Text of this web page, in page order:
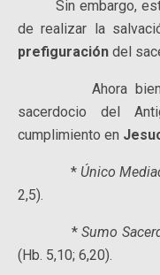
Sin embargo, este
de realizar la
prefiguración del
Ahora bien,
sacerdocio del
cumplimiento en
* Único
2,5).
*Sumo
(Hb. 5,10; 6,20).